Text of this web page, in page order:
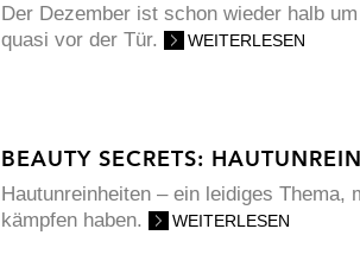
Der Dezember ist schon wieder halb
quasi vor der Tür.
WEITERLESEN
BEAUTY SECRETS:
Hautunreinheiten – ein leidiges Thema,
kämpfen haben.
WEITERLESEN